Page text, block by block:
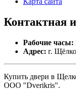
Контактная
Рабочие часы:
Адрес: г.
Купить двери в
ООО "Dverikris".